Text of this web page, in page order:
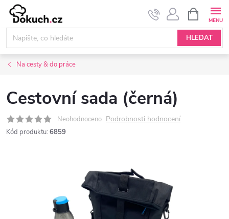
Přejít
obsah
HLEDAT
NÁKUPNÍ
KOŠÍK
Na cesty & do práce
Cestovní sada (černá)
Neohodnoceno Podrobnosti hodnocení
Kód produktu: 6859